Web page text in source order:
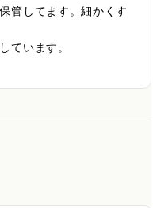
管してます。細かくす
ています。